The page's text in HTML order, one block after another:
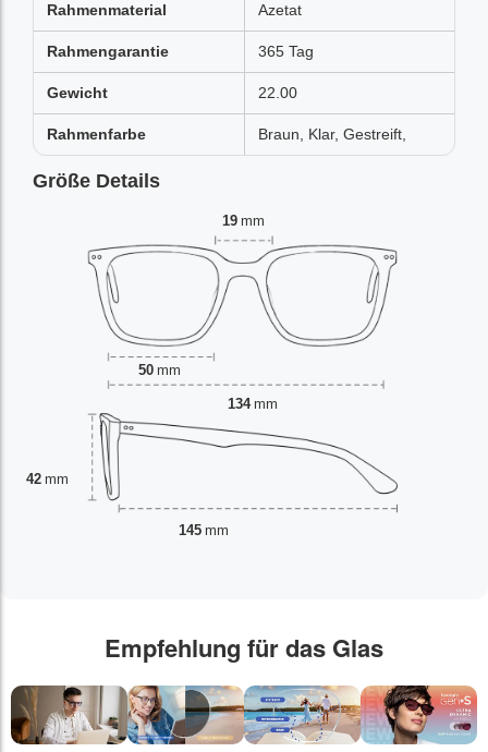
Rahmenmaterial Azetat
Rahmengarantie 365 Tag
Gewicht 22.00
Rahmenfarbe Braun, Klar, Gestreift,
Größe Details
19 mm
50 mm
42 mm
134 mm
145 mm
Empfehlung für das Glas